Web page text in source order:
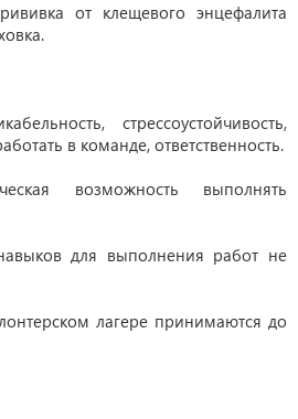
от клещевого энцефалита
стрессоустойчивость,
в команде, ответственность.
возможность выполнять
для выполнения работ не
лагере принимаются до